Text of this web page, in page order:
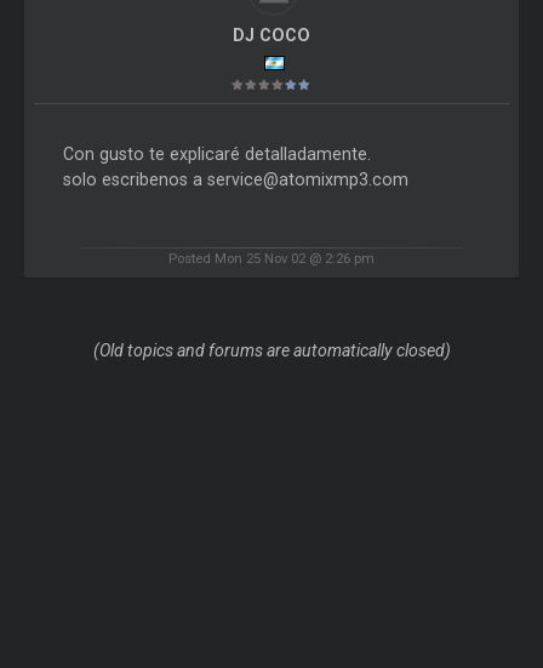
DJ COCO
Con gusto te explicaré detalladamente.
solo escribenos a service@atomixmp3.com
Posted Mon 25 Nov 02 @ 2:26 pm
(Old topics and forums are automatically closed)